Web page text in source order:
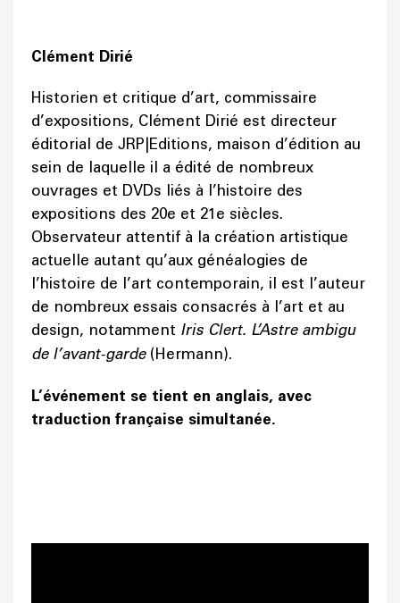
Clément Dirié
Historien et critique d’art, commissaire
d’expositions, Clément Dirié est directeur
éditorial de JRP|Editions, maison d’édition au
sein de laquelle il a édité de nombreux
ouvrages et DVDs liés à l’histoire des
expositions des 20e et 21e siècles.
Observateur attentif à la création artistique
actuelle autant qu’aux généalogies de
l’histoire de l’art contemporain, il est l’auteur
de nombreux essais consacrés à l’art et au
design, notamment Iris Clert. L’Astre ambigu
de l’avant-garde(Hermann).
L’événement se tient en anglais, avec
traduction française simultanée.